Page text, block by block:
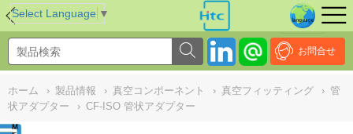
Select Language ▼
お問合せ
ホーム › 製品情報 › 真空コンポーネント › 真空フィッティング › 管
状アダプター
› CF-ISO 管状アダプター
NULL//